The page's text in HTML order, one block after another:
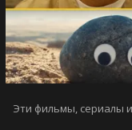
Эти фильмы, сериалы